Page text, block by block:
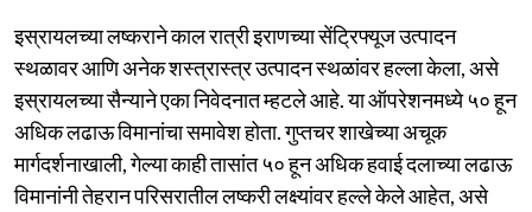
इस्रायलच्या लष्कराने काल रात्री इराणच्या सेंट्रिफ्यूज उत्पादन
स्थळावर आणि अनेक शस्त्रास्त्र उत्पादन स्थळांवर हल्ला केला, असे
इस्रायलच्या सैन्याने एका निवेदनात म्हटले आहे. या ऑपरेशनमध्ये ५० हून
अधिक लढाऊ विमानांचा समावेश होता. गुप्तचर शाखेच्या अचूक
मार्गदर्शनाखाली, गेल्या काही तासांत ५० हून अधिक हवाई दलाच्या लढाऊ
विमानांनी तेहरान परिसरातील लष्करी लक्ष्यांवर हल्ले केले आहेत, असे